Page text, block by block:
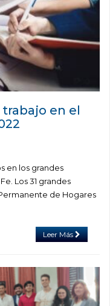
en el
en los grandes
Los 31 grandes
de Hogares
Leer Más